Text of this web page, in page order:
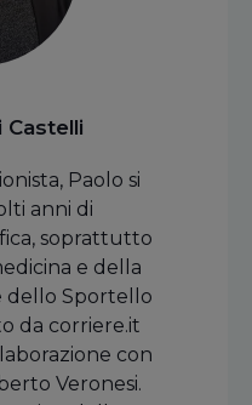
Castelli
Paolo si
anni di
soprattutto
e della
dello Sportello
da corriere.it
con
Veronesi.